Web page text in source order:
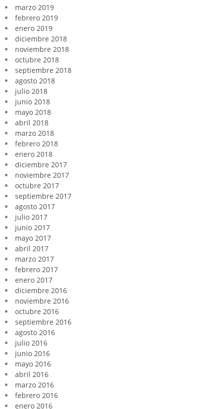
marzo 2019
febrero 2019
enero 2019
diciembre 2018
noviembre 2018
octubre 2018
septiembre 2018
agosto 2018
julio 2018
junio 2018
mayo 2018
abril 2018
marzo 2018
febrero 2018
enero 2018
diciembre 2017
noviembre 2017
octubre 2017
septiembre 2017
agosto 2017
julio 2017
junio 2017
mayo 2017
abril 2017
marzo 2017
febrero 2017
enero 2017
diciembre 2016
noviembre 2016
octubre 2016
septiembre 2016
agosto 2016
julio 2016
junio 2016
mayo 2016
abril 2016
marzo 2016
febrero 2016
enero 2016